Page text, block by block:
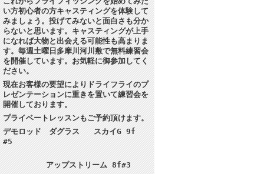
い方初心者の方キャスティングを体験して
みましょう。投げてみないと面白さも分か
らないと思います。キャスティングが上手
になれば大物と出会える可能性も高まりま
す。毎週土曜日多摩川河川敷で無料練習会
を開催しています。お気軽に御参加してく
ださい。
現在お客様の要望によりドライフライのプ
レゼンテーションに重きを置いて練習会を
開催しております。
プライベートレッスンもご予約頂けます。
デモロッド ダグラス スカイG 9f
#5
アップストリーム 8f#3